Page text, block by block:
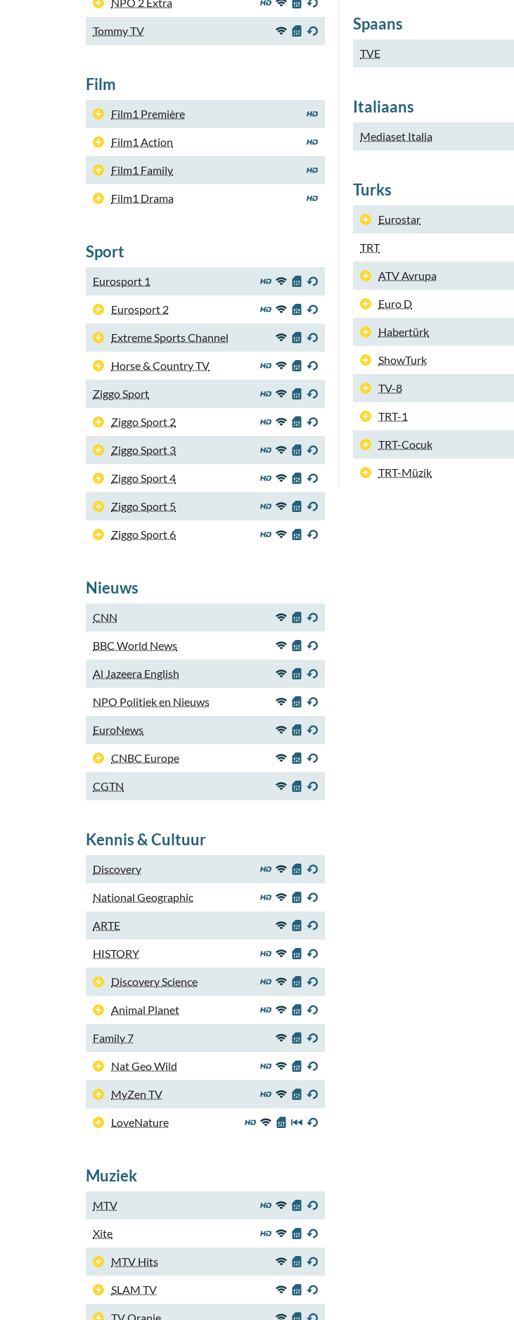
Tommy TV
Film
Film1 Première
Film1 Action
Film1 Family
Film1 Drama
Sport
Eurosport 1
Eurosport 2
Extreme Sports Channel
Horse & Country TV
Ziggo Sport
Ziggo Sport 2
Ziggo Sport 3
Ziggo Sport 4
Ziggo Sport 5
Ziggo Sport 6
Nieuws
CNN
BBC World News
Al Jazeera English
NPO Politiek en Nieuws
EuroNews
CNBC Europe
CGTN
Kennis & Cultuur
Discovery
National Geographic
ARTE
HISTORY
Discovery Science
Animal Planet
Family 7
Nat Geo Wild
MyZen TV
LoveNature
Muziek
MTV
Xite
MTV Hits
SLAM TV
Spaans
TVE
Italiaans
Mediaset Italia
Turks
Eurostar
TRT
ATV Avrupa
Euro D
Habertürk
ShowTurk
TV-8
TRT-1
TRT-Cocuk
TRT-Müzik